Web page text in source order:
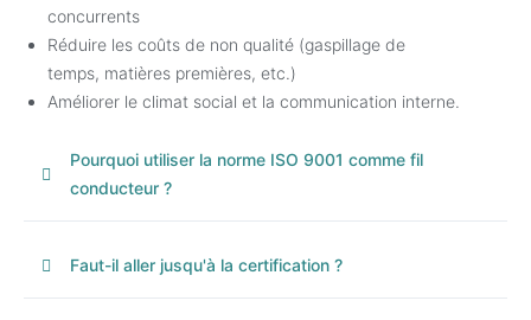
concurrents
Réduire les coûts de non qualité (gaspillage de
temps, matières premières, etc.)
Améliorer le climat social et la communication interne.
Pourquoi utiliser la norme ISO 9001 comme fil
conducteur ?
Faut-il aller jusqu'à la certification ?